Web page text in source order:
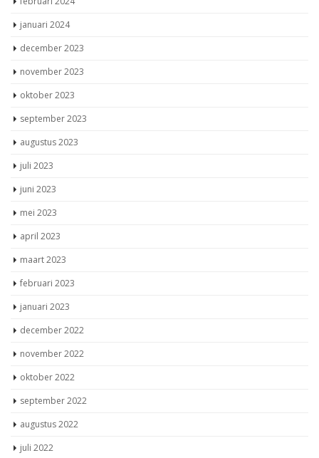
januari 2024
december 2023
november 2023
oktober 2023
september 2023
augustus 2023
juli 2023
juni 2023
mei 2023
april 2023
maart 2023
februari 2023
januari 2023
december 2022
november 2022
oktober 2022
september 2022
augustus 2022
juli 2022